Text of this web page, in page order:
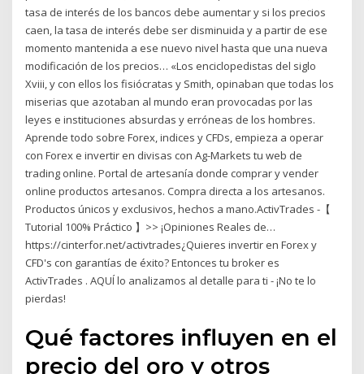
tasa de interés de los bancos debe aumentar y si los precios
caen, la tasa de interés debe ser disminuida y a partir de ese
momento mantenida a ese nuevo nivel hasta que una nueva
modificación de los precios… «Los enciclopedistas del siglo
Xviii, y con ellos los fisiócratas y Smith, opinaban que todas los
miserias que azotaban al mundo eran provocadas por las
leyes e instituciones absurdas y erróneas de los hombres.
Aprende todo sobre Forex, indices y CFDs, empieza a operar
con Forex e invertir en divisas con Ag-Markets tu web de
trading online. Portal de artesanía donde comprar y vender
online productos artesanos. Compra directa a los artesanos.
Productos únicos y exclusivos, hechos a mano.ActivTrades -【
Tutorial 100% Práctico 】>> ¡Opiniones Reales de…
https://cinterfor.net/activtrades¿Quieres invertir en Forex y
CFD's con garantías de éxito? Entonces tu broker es
ActivTrades . AQUÍ lo analizamos al detalle para ti - ¡No te lo
pierdas!
Qué factores influyen en el
precio del oro y otros